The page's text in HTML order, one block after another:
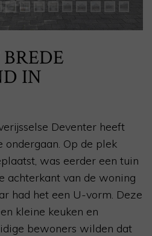
IN
Deventer heeft
Op de plek
was eerder een tuin
achterkant van de woning
had het een U-vorm. Deze
kleine keuken en
bewoners wilden dat